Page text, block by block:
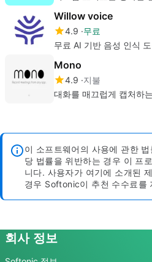
Willow voice
4.9 무료
무료 AI 기반 음성 인식
Mono
4.9 지불
대화를 매끄럽게 캡처하
이 소프트웨어의 사용에 관한
당 법률을 위반하는 경우 이 프
니다. 사용자가 여기에 소개된
경우 Softonic이 추천 수수료를
회사 정보